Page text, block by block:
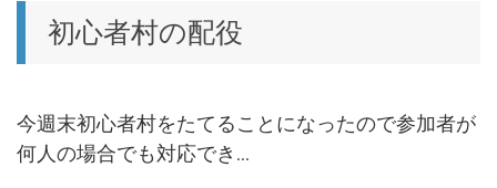
初心者村の配役
今週末初心者村をたてることになったので参加者が
何人の場合でも対応でき...